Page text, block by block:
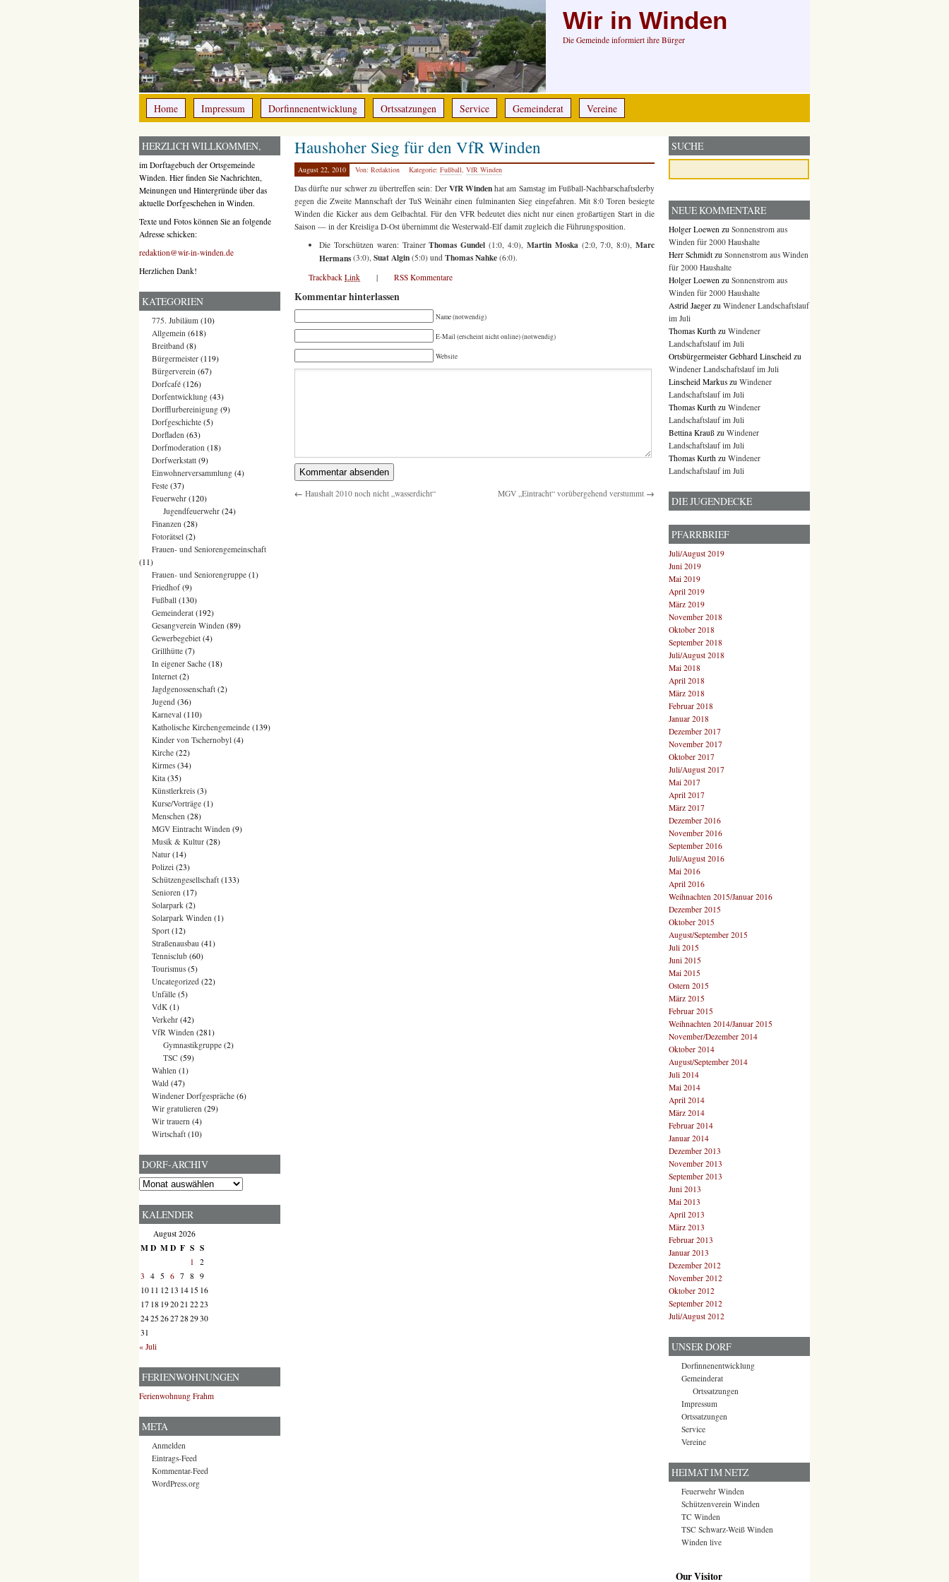
Wir in Winden
Die Gemeinde informiert ihre Bürger
Home Impressum Dorfinnenentwicklung Ortssatzungen Service Gemeinderat Vereine
Haushoher Sieg für den VfR Winden
August 22, 2010 Von: Redaktion Kategorie: Fußball, VfR Winden
Das dürfte nur schwer zu übertreffen sein: DerVfR Windenhat am Samstag im Fußball-Nachbarschaftsderby
gegen die Zweite Mannschaft der TuS Weinähr einen fulminanten Sieg eingefahren. Mit 8:0 Toren besiegte
Winden die Kicker aus dem Gelbachtal. Für den VFR bedeutet dies nicht nur einen großartigen Start in die
Saison — in der Kreisliga D-Ost übernimmt die Westerwald-Elf damit zugleich die Führungsposition.
Die Torschützen waren: TrainerThomas Gundel(1:0, 4:0), Martin Moska(2:0, 7:0, 8:0),Marc
Hermans (3:0), Suat Algin (5:0) und Thomas Nahke (6:0).
Trackback Link | RSS Kommentare
Kommentar hinterlassen
Name (notwendig)
E-Mail (erscheint nicht online) (notwendig)
Website
← Haushalt 2010 noch nicht „wasserdicht“ MGV „Eintracht“ vorübergehend verstummt →
HERZLICH WILLKOMMEN,
im Dorftagebuch der Ortsgemeinde
Winden. Hier finden Sie Nachrichten,
Meinungen und Hintergründe über das
aktuelle Dorfgeschehen in Winden.
Texte und Fotos können Sie an folgende
Adresse schicken:
redaktion@wir-in-winden.de
Herzlichen Dank!
KATEGORIEN
775. Jubiläum (10)
Allgemein (618)
Breitband (8)
Bürgermeister (119)
Bürgerverein (67)
Dorfcafé (126)
Dorfentwicklung (43)
Dorfflurbereinigung (9)
Dorfgeschichte (5)
Dorfladen (63)
Dorfmoderation (18)
Dorfwerkstatt (9)
Einwohnerversammlung (4)
Feste (37)
Feuerwehr (120)
Jugendfeuerwehr (24)
Finanzen (28)
Fotorätsel (2)
Frauen- und Seniorengemeinschaft
(11)
Frauen- und Seniorengruppe (1)
Friedhof(9)
Fußball (130)
Gemeinderat (192)
Gesangverein Winden (89)
Gewerbegebiet (4)
Grillhütte (7)
In eigener Sache (18)
Internet (2)
Jagdgenossenschaft (2)
Jugend (36)
Karneval (110)
Katholische Kirchengemeinde (139)
Kinder von Tschernobyl (4)
Kirche (22)
Kirmes (34)
Kita (35)
Künstlerkreis (3)
Kurse/Vorträge (1)
Menschen (28)
MGV Eintracht Winden (9)
Musik & Kultur (28)
Natur (14)
Polizei (23)
Schützengesellschaft (133)
Senioren (17)
Solarpark (2)
Solarpark Winden (1)
Sport (12)
Straßenausbau (41)
Tennisclub (60)
Tourismus (5)
Uncategorized (22)
Unfälle (5)
VdK (1)
Verkehr (42)
VfR Winden (281)
Gymnastikgruppe (2)
TSC (59)
Wahlen (1)
Wald (47)
Windener Dorfgespräche (6)
Wir gratulieren (29)
Wir trauern (4)
Wirtschaft (10)
DORF-ARCHIV
Dorf-
KALENDER
August 2026
MD MD F S S
1 2
3 4 5 6 7 8 9
10 11 12 13 14 15 16
17 18 192021 2223
2425 2627 28 2930
31
« Juli
FERIENWOHNUNGEN
Ferienwohnung Frahm
META
Anmelden
Eintrags-Feed
Kommentar-Feed
WordPress.org
SUCHE
NEUE KOMMENTARE
Holger Loewen zu Sonnenstrom aus
Winden für 2000 Haushalte
Herr Schmidt zu Sonnenstrom aus Winden
für 2000 Haushalte
Holger Loewen zu Sonnenstrom aus
Winden für 2000 Haushalte
Astrid Jaeger zu Windener Landschaftslauf
im Juli
Thomas Kurth zu Windener
Landschaftslauf im Juli
Ortsbürgermeister Gebhard Linscheid zu
Windener Landschaftslauf im Juli
Linscheid Markus zu Windener
Landschaftslauf im Juli
Thomas Kurth zu Windener
Landschaftslauf im Juli
Bettina Krauß zu Windener
Landschaftslauf im Juli
Thomas Kurth zu Windener
Landschaftslauf im Juli
DIE JUGENDECKE
PFARRBRIEF
Juli/August 2019
Juni 2019
Mai 2019
April 2019
März 2019
November 2018
Oktober 2018
September 2018
Juli/August 2018
Mai 2018
April 2018
März 2018
Februar 2018
Januar 2018
Dezember 2017
November 2017
Oktober 2017
Juli/August 2017
Mai 2017
April 2017
März 2017
Dezember 2016
November 2016
September 2016
Juli/August 2016
Mai 2016
April 2016
Weihnachten 2015/Januar 2016
Dezember 2015
Oktober 2015
August/September 2015
Juli 2015
Juni 2015
Mai 2015
Ostern 2015
März 2015
Februar 2015
Weihnachten 2014/Januar 2015
November/Dezember 2014
Oktober 2014
August/September 2014
Juli 2014
Mai 2014
April 2014
März 2014
Februar 2014
Januar 2014
Dezember 2013
November 2013
September 2013
Juni 2013
Mai 2013
April 2013
März 2013
Februar 2013
Januar 2013
Dezember 2012
November 2012
Oktober 2012
September 2012
Juli/August 2012
UNSER DORF
Dorfinnenentwicklung
Gemeinderat
Ortssatzungen
Impressum
Ortssatzungen
Service
Vereine
HEIMAT IM NETZ
Feuerwehr Winden
Schützenverein Winden
TC Winden
TSC Schwarz-Weiß Winden
Winden live
Our Visitor